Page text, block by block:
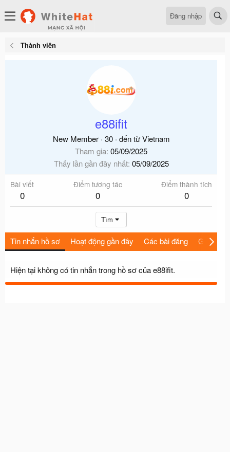
Đăng nhập
Thành viên
e88ifit
New Member · 30 · đến từ Vietnam
Tham gia 05/09/2025
Thấy lần gần đây nhất 05/09/2025
Bài viết
0
Điểm tương tác
0
Điểm thành tích
0
Tìm
Tin nhắn hồ sơ Hoạt động gần đây Các bài đăng Giới thiệu
Hiện tại không có tin nhắn trong hồ sơ của e88ifit.